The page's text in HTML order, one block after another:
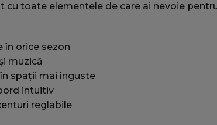
cu toate elementele de care ai nevoie
în orice sezon
muzică
spații mai înguste
intuitiv
reglabile
poate fi utilizat corect fără cookie-uri strict necesare.
Automattic Inc.
jacobautorent.ro
jacobautorent.ro